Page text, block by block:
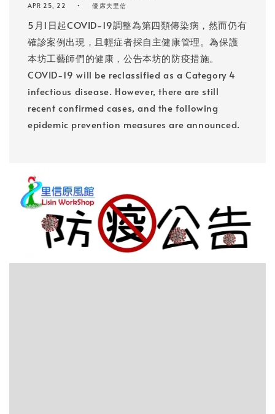
APR 25, 22 優席夫里信
5月1日起COVID-19調整為第四類傳染病，然而仍有
確診案例出現，且輕症者採自主健康管理。為保護
本坊工藝師們的健康，公告本坊的防疫措施。
COVID-19 will be reclassified as a Category 4
infectious disease. However, there are still
recent confirmed cases, and the following
epidemic prevention measures are announced.